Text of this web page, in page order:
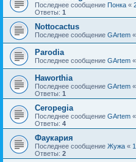
Последнее сообщение Понка «
Ответы: 1
Nottocactus
Последнее сообщение GArtem «
Parodia
Последнее сообщение GArtem «
Haworthia
Последнее сообщение GArtem «
Ответы: 1
Ceropegia
Последнее сообщение GArtem «
Ответы: 4
Фаукария
Последнее сообщение Жужа «
Ответы: 2